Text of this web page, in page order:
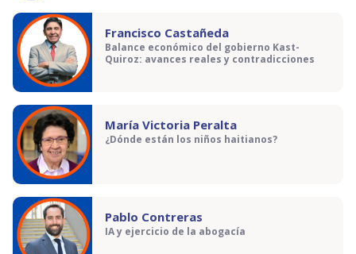
Francisco Castañeda
Balance económico del gobierno Kast-
Quiroz: avances reales y contradicciones
María Victoria Peralta
¿Dónde están los niños haitianos?
Pablo Contreras
IA y ejercicio de la abogacía